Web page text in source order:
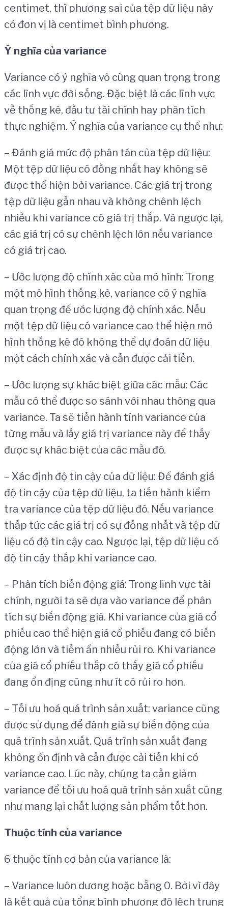
centimet, thì phương sai của tệp dữ liệu này
có đơn vị là centimet bình phương.
Ý nghĩa của variance
Variance có ý nghĩa vô cùng quan trọng trong
các lĩnh vực đời sống. Đặc biệt là các lĩnh vực
về thống kê, đầu tư tài chính hay phân tích
thực nghiệm. Ý nghĩa của variance cụ thể như:
– Đánh giá mức độ phân tán của tệp dữ liệu:
Một tệp dữ liệu có đồng nhất hay không sẽ
được thể hiện bởi variance. Các giá trị trong
tệp dữ liệu gần nhau và không chênh lệch
nhiều khi variance có giá trị thấp. Và ngược lại,
các giá trị có sự chênh lệch lớn nếu variance
có giá trị cao.
– Ước lượng độ chính xác của mô hình: Trong
một mô hình thống kê, variance có ý nghĩa
quan trọng để ước lượng độ chính xác. Nếu
một tệp dữ liệu có variance cao thể hiện mô
hình thống kê đó không thể dự đoán dữ liệu
một cách chính xác và cần được cải tiến.
– Ước lượng sự khác biệt giữa các mẫu: Các
mẫu có thể được so sánh với nhau thông qua
variance. Ta sẽ tiến hành tính variance của
từng mẫu và lấy giá trị variance này để thấy
được sự khác biệt của các mẫu đó.
– Xác định độ tin cậy của dữ liệu: Để đánh giá
độ tin cậy của tệp dữ liệu, ta tiến hành kiểm
tra variance của tệp dữ liệu đó. Nếu variance
thấp tức các giá trị có sự đồng nhất và tệp dữ
liệu có độ tin cậy cao. Ngược lại, tệp dữ liệu có
độ tin cậy thấp khi variance cao.
– Phân tích biến động giá: Trong lĩnh vực tài
chính, người ta sẽ dựa vào variance để phân
tích sự biến động giá. Khi variance của giá cổ
phiếu cao thể hiện giá cổ phiếu đang có biến
động lớn và tiềm ẩn nhiều rủi ro. Khi variance
của giá cổ phiếu thấp có thấy giá cổ phiếu
đang ổn địng cũng như ít có rủi ro hơn.
– Tối ưu hoá quá trình sản xuất: variance cũng
được sử dụng để đánh giá sự biến động của
quá trình sản xuất. Quá trình sản xuất đang
không ổn định và cần được cải tiến khi có
variance cao. Lúc này, chúng ta cần giảm
variance để tối ưu hoá quá trình sản xuất cũng
như mang lại chất lượng sản phẩm tốt hơn.
Thuộc tính của variance
6 thuộc tính cơ bản của variance là:
– Variance luôn dương hoặc bằng 0. Bởi vì đây
là kết quả của tổng bình phương độ lệch trung